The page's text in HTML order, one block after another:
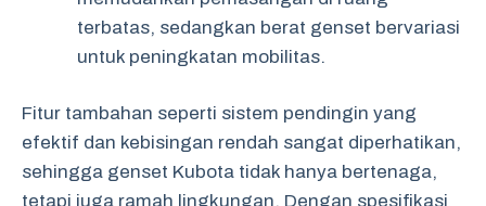
terbatas, sedangkan berat genset bervariasi
untuk peningkatan mobilitas.
Fitur tambahan seperti sistem pendingin yang
efektif dan kebisingan rendah sangat diperhatikan,
sehingga genset Kubota tidak hanya bertenaga,
tetapi juga ramah lingkungan. Dengan spesifikasi